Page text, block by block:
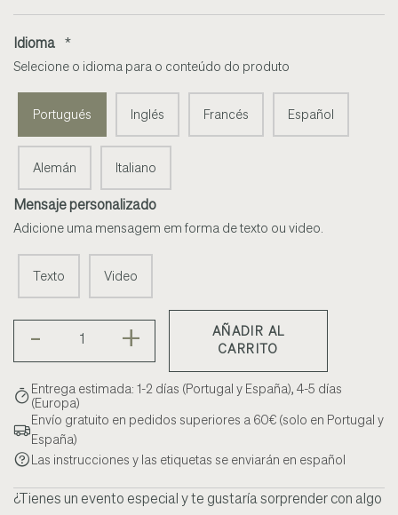
Idioma *
Selecione o idioma para o conteúdo do produto
Portugués Inglés Francés Español
Alemán Italiano
Mensaje personalizado
Adicione uma mensagem em forma de texto ou video.
Texto Video
- +
AÑADIR AL
CARRITO
Entrega estimada: 1-2 días (Portugal y España), 4-5 días
(Europa)
Envío gratuito en pedidos superiores a 60€ (solo en Portugal y
España)
Las instrucciones y las etiquetas se enviarán en español
¿Tienes un evento especial y te gustaría sorprender con algo